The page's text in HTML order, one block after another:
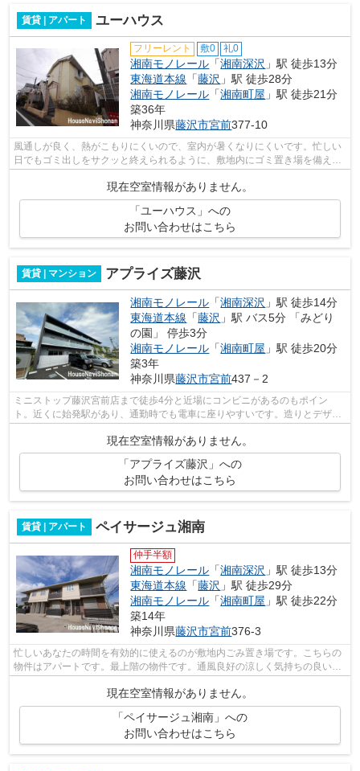
賃貸 | アパート ユーハウス
フリーレント 敷0 礼0
湘南モノレール 「湘南深沢 」駅 徒歩13分
東海道本線 「藤沢 」駅 徒歩28分
湘南モノレール 「湘南町屋 」駅 徒歩21分
築36年
神奈川県藤沢市宮前377-10
風通しが良く、熱がこもりにくいので、室内が暑くなりにくいです。忙しい
日でもゴミ出しをサクッと終えられるように、敷地内にゴミ置き場を備えて
現在空室情報がありません。
「ユーハウス」への
お問い合わせはこちら
賃貸 | マンション アプライズ藤沢
湘南モノレール 「湘南深沢 」駅 徒歩14分
東海道本線 「藤沢 」駅 バス5分 「みどり
の園」 停歩3分
湘南モノレール 「湘南町屋 」駅 徒歩20分
築3年
神奈川県藤沢市宮前437－2
ミニストップ藤沢宮前店まで徒歩4分と近場にコンビニがあるのもポイン
ト。近くに始発駅があり、通勤時でも電車に座りやすいです。造りとデザイ
ンに関して、自信をもって情報を提供でき...
現在空室情報がありません。
「アプライズ藤沢」への
お問い合わせはこちら
賃貸 | アパート ペイサージュ湘南
仲手半額
湘南モノレール 「湘南深沢 」駅 徒歩13分
東海道本線 「藤沢 」駅 徒歩29分
湘南モノレール 「湘南町屋 」駅 徒歩22分
築14年
神奈川県藤沢市宮前376-3
忙しいあなたの時間を有効的に使えるのが敷地内ごみ置き場です。こちらの
物件はアパートです。最上階の物件です。通風良好の涼しく気持ちの良い空
現在空室情報がありません。
「ペイサージュ湘南」への
お問い合わせはこちら